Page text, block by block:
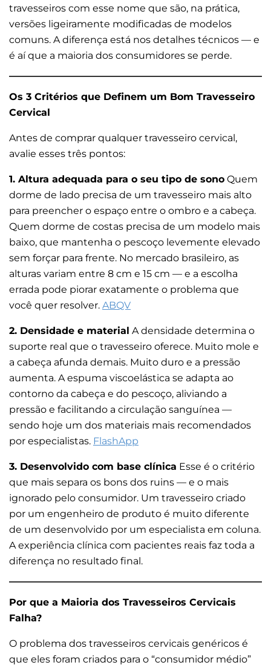
travesseiros com esse nome que são, na prática,
versões ligeiramente modificadas de modelos
comuns. A diferença está nos detalhes técnicos — e
é aí que a maioria dos consumidores se perde.
Os 3 Critérios que Definem um Bom Travesseiro
Cervical
Antes de comprar qualquer travesseiro cervical,
avalie esses três pontos:
1. Altura adequada para o seu tipo de sono Quem
dorme de lado precisa de um travesseiro mais alto
para preencher o espaço entre o ombro e a cabeça.
Quem dorme de costas precisa de um modelo mais
baixo, que mantenha o pescoço levemente elevado
sem forçar para frente. No mercado brasileiro, as
alturas variam entre 8 cm e 15 cm — e a escolha
errada pode piorar exatamente o problema que
você quer resolver. ABQV
2. Densidade e material A densidade determina o
suporte real que o travesseiro oferece. Muito mole e
a cabeça afunda demais. Muito duro e a pressão
aumenta. A espuma viscoelástica se adapta ao
contorno da cabeça e do pescoço, aliviando a
pressão e facilitando a circulação sanguínea —
sendo hoje um dos materiais mais recomendados
por especialistas. FlashApp
3. Desenvolvido com base clínica Esse é o critério
que mais separa os bons dos ruins — e o mais
ignorado pelo consumidor. Um travesseiro criado
por um engenheiro de produto é muito diferente
de um desenvolvido por um especialista em coluna.
A experiência clínica com pacientes reais faz toda a
diferença no resultado final.
Por que a Maioria dos Travesseiros Cervicais
Falha?
O problema dos travesseiros cervicais genéricos é
que eles foram criados para o “consumidor médio”